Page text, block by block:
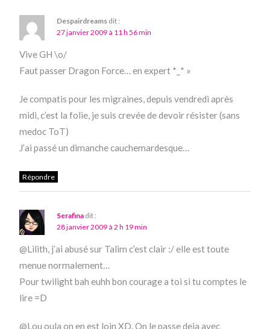
Despairdreams dit :
27 janvier 2009 à 11 h 56 min
Vive GH \o/
Faut passer Dragon Force… en expert *_* »
Je compatis pour les migraines, depuis vendredi après
midi, c’est la folie, je suis crevée de devoir résister (sans
medoc ToT)
J’ai passé un dimanche cauchemardesque…
Répondre
Serafina dit :
28 janvier 2009 à 2 h 19 min
@Lilith, j’ai abusé sur Talim c’est clair :/ elle est toute
menue normalement…
Pour twilight bah euhh bon courage a toi si tu comptes le
lire =D
@Lou oula on en est loin XD. On le passe deja avec